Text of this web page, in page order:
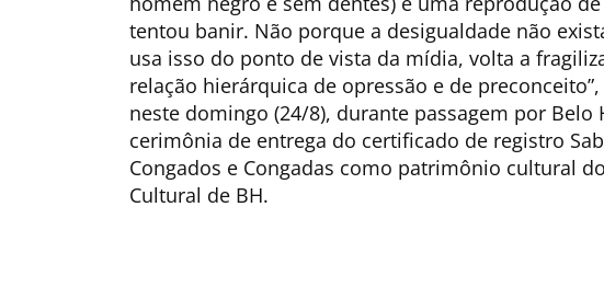
tentou banir. Não porque a desigualdade não
usa isso do ponto de vista da mídia, volta a
relação hierárquica de opressão e de
neste domingo (24/8), durante passagem por Belo
cerimônia de entrega do certificado de registro
Congados e Congadas como patrimônio cultural
Cultural de BH.